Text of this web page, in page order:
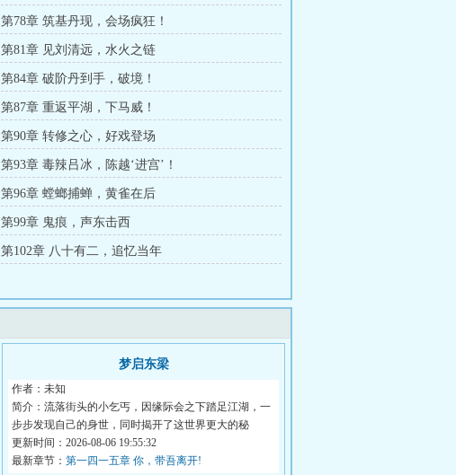
第78章 筑基丹现，会场疯狂！
第81章 见刘清远，水火之链
第84章 破阶丹到手，破境！
第87章 重返平湖，下马威！
第90章 转修之心，好戏登场
第93章 毒辣吕冰，陈越‘进宫’！
第96章 螳螂捕蝉，黄雀在后
第99章 鬼痕，声东击西
第102章 八十有二，追忆当年
梦启东梁
作者：未知
简介：流落街头的小乞丐，因缘际会之下踏足江湖，一
步步发现自己的身世，同时揭开了这世界更大的秘
密。...
更新时间：2026-08-06 19:55:32
最新章节： 第一四一五章 你，带吾离开!